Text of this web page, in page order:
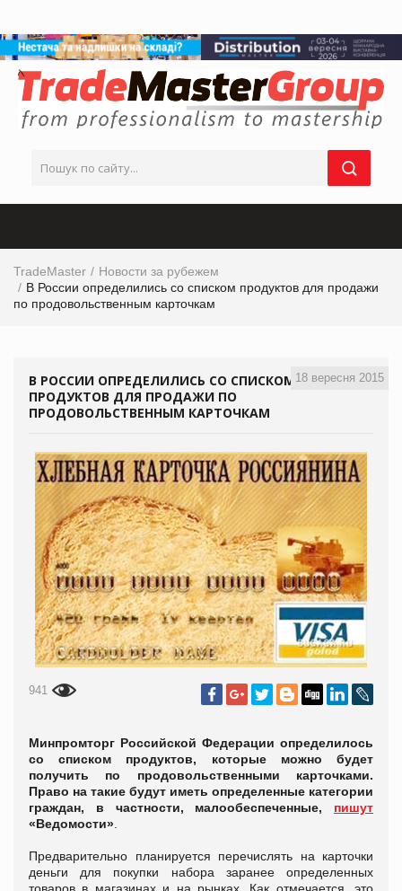
TradeMaster
Новости за рубежем
В России определились со списком продуктов для продажи
по продовольственным карточкам
18 вересня 2015
В РОССИИ ОПРЕДЕЛИЛИСЬ СО СПИСКОМ
ПРОДУКТОВ ДЛЯ ПРОДАЖИ ПО
ПРОДОВОЛЬСТВЕННЫМ КАРТОЧКАМ
941
Минпромторг Российской Федерации определилось
со списком продуктов, которые можно будет
получить по продовольственными карточками.
Право на такие будут иметь определенные категории
граждан, в частности, малообеспеченные, пишут
«Ведомости»
Предварительно планируется перечислять на карточки
деньги для покупки набора заранее определенных
товаров в магазинах и на рынках. Как отмечается, это